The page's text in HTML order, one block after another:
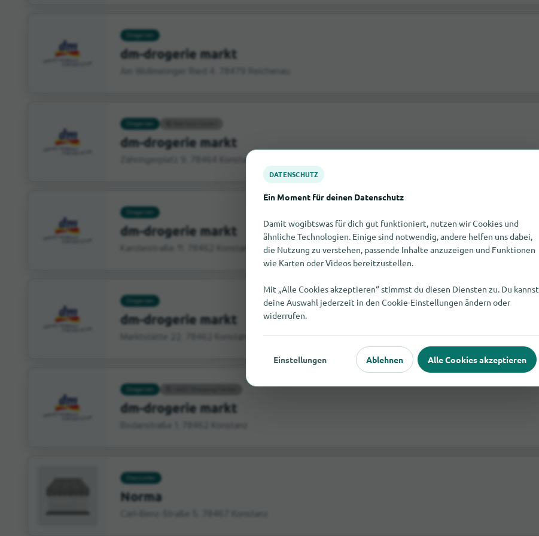
dm-drogerie markt
dm-drogerie markt
Zähringerplatz 9, 78464 Konstanz
dm-drogerie markt
dm-drogerie markt
dm-drogerie markt
Norma
DATENSCHUTZ
Ein Moment für deinen Datenschutz
Damit wogibtswas für dich gut funktioniert, nutzen wir Cookies und
ähnliche Technologien. Einige sind notwendig, andere helfen uns dabei,
die Nutzung zu verstehen, passende Inhalte anzuzeigen und Funktionen
wie Karten oder Videos bereitzustellen.
Mit „Alle Cookies akzeptieren“ stimmst du diesen Diensten zu. Du kannst
deine Auswahl jederzeit in den Cookie-Einstellungen ändern oder
widerrufen.
Einstellungen Ablehnen Alle Cookies akzeptieren